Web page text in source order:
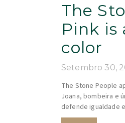
The
Pink is
color
Setembro 30,
The Stone People
Joana, bombeira e
defende igualdade